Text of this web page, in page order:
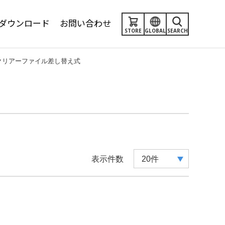
SEARCH
GLOBAL
STORE
ウンロード お問い合わせ
アーファイル差し替え式
表示件数